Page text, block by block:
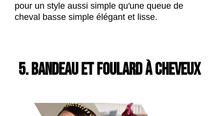
pour un style aussi simple qu'une queue de
cheval basse simple élégant et lisse.
5. BANDEAU ET FOULARD À CHEVEUX